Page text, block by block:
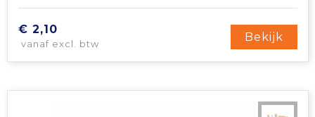
€ 2,10
vanaf excl. btw
Bekijk